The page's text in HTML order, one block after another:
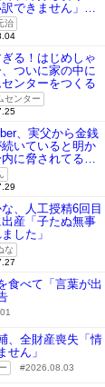
訳できません」と
治
る！はじめしゃ
ついに家の中に
ンターをつくる
センター
、実父から金銭
いていると明か
に脅されてる
、人工授精6回目
産「子たぬ無事
した」
な
食べて「言葉が出
、全財産喪失「情
せん」
2026.08.03